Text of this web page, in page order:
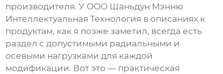
производителя. У ООО Шаньдун Мэнню
Интеллектуальная Технология в описаниях к
продуктам, как я позже заметил, всегда есть
раздел с допустимыми радиальными и
осевыми нагрузками для каждой
модификации. Вот это — практическая